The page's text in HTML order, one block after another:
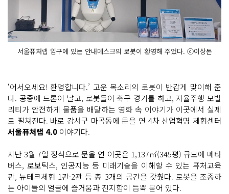
서울퓨처랩 입구에 있는 안내데스크의 로봇이 환영해 주었다. ⓒ이상돈
‘어서오세요! 환영합니다.’ 고운 목소리의 로봇이 반갑게 맞이해 준
다. 공중에 드론이 날고, 로봇들이 축구 경기를 하고, 자율주행 모빌
리티가 안전하게 물품을 배달하는 영화 속 이야기가 이곳에서 실제
로 펼쳐진다. 바로 강서구 마곡동에 문을 연 4차 산업혁명 체험센터
서울퓨처랩 4.0 이야기다.
지난 3월 7일 정식으로 문을 연 이곳은 1,137㎡(345평) 규모에 메타
버스, 로보틱스, 인공지능 등 미래기술을 이해할 수 있는 퓨처교육
관, 뉴테크체험 1관·2관 등 총 3개의 공간을 갖췄다. 로봇을 조종하
는 아이들의 얼굴에 즐거움과 진지함이 듬뿍 묻어 있다.